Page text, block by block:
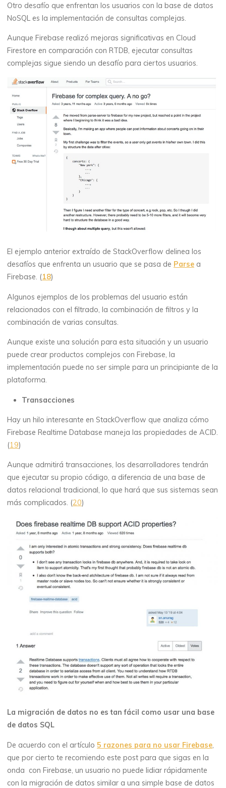
Otro desafío que enfrentan los usuarios con la base de datos
NoSQL es la implementación de consultas complejas.
Aunque Firebase realizó mejoras significativas en Cloud
Firestore en comparación con RTDB, ejecutar consultas
complejas sigue siendo un desafío para ciertos usuarios.
El ejemplo anterior extraído de StackOverflow delinea los
desafíos que enfrenta un usuario que se pasa de Parse a
Firebase. (18)
Algunos ejemplos de los problemas del usuario están
relacionados con el filtrado, la combinación de filtros y la
combinación de varias consultas.
Aunque existe una solución para esta situación y un usuario
puede crear productos complejos con Firebase, la
implementación puede no ser simple para un principiante de la
plataforma.
Transacciones
Hay un hilo interesante en StackOverflow que analiza cómo
Firebase Realtime Database maneja las propiedades de ACID.
(19)
Aunque admitirá transacciones, los desarrolladores tendrán
que ejecutar su propio código, a diferencia de una base de
datos relacional tradicional, lo que hará que sus sistemas sean
más complicados. (20)
La migración de datos no es tan fácil como usar una base
de datos SQL
De acuerdo con el artículo5 razones para no usar Firebase
que por cierto te recomiendo este post para que sigas en la
onda con Firebase, un usuario no puede lidiar rápidamente
con la migración de datos similar a una simple base de datos